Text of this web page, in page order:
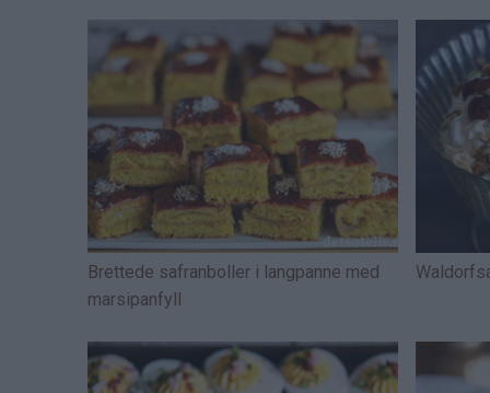
Brettede safranboller i langpanne med
marsipanfyll